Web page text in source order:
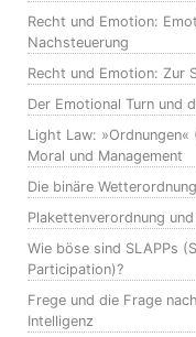
Recht und Emotion:
Nachsteuerung
Recht und Emotion: Zur
Der Emotional Turn und
Light Law:
Moral und Management
Die binäre
Plakettenverordnung
Wie böse sind SLAPPs
Participation)?
Frege und die Frage
Intelligenz